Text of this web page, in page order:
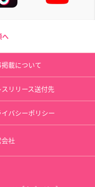
へ
載について
スリリース送付先
イバシーポリシー
社